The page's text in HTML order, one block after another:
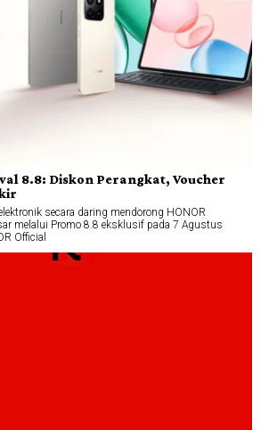
8.8: Diskon Perangkat, Voucher
secara daring mendorong HONOR
melalui Promo 8.8 eksklusif pada 7 Agustus
Official